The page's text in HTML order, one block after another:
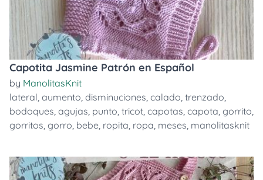
Capotita Jasmine Patrón en Español
by ManolitasKnit
lateral, aumento, disminuciones, calado, trenzado,
bodoques, agujas, punto, tricot, capotas, capota, gorrito,
gorritos, gorro, bebe, ropita, ropa, meses, manolitasknit